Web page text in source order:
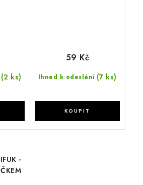
(2 ks) Ihned k odeslání (7 ks)
59 Kč
-